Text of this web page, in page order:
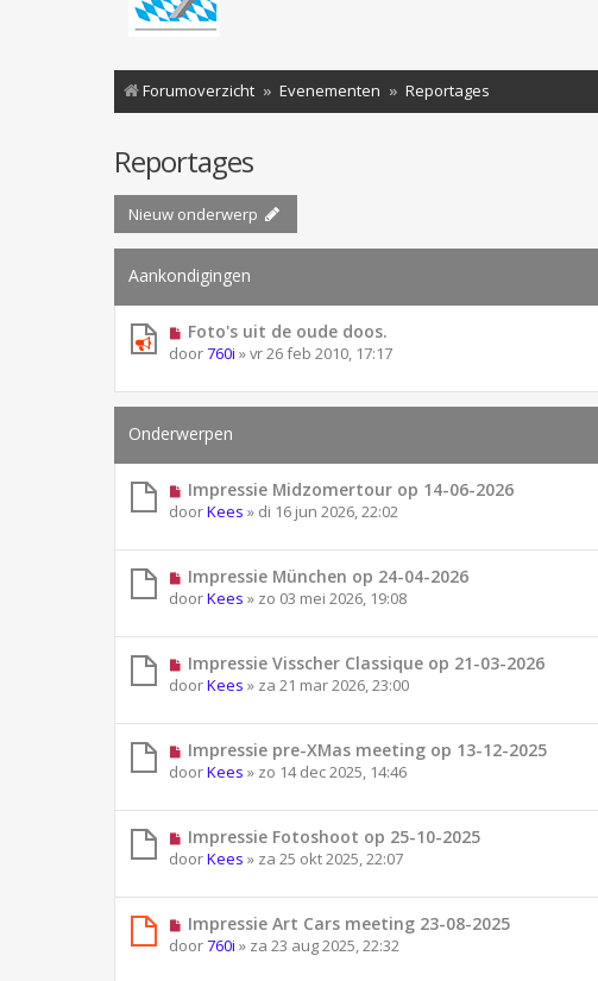
Forumoverzicht Evenementen Reportages
Reportages
Nieuw onderwerp
Aankondigingen
Foto's uit de oude doos.
door760i »vr 26 feb 2010, 17:17
Onderwerpen
Impressie Midzomertour op 14-06-2026
doorKees » di 16 jun 2026, 22:02
Impressie München op 24-04-2026
doorKees » zo 03 mei 2026, 19:08
Impressie Visscher Classique op 21-03-2026
doorKees » za 21 mar 2026, 23:00
Impressie pre-XMas meeting op 13-12-2025
doorKees » zo 14 dec 2025, 14:46
Impressie Fotoshoot op 25-10-2025
doorKees » za 25 okt 2025, 22:07
Impressie Art Cars meeting 23-08-2025
door760i » za 23 aug 2025, 22:32